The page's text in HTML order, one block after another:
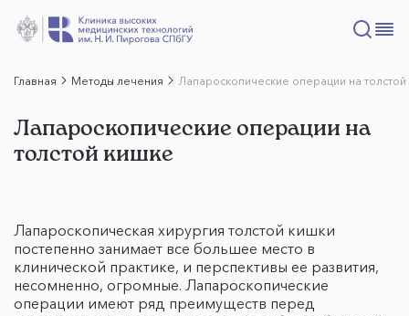
Главная Методы лечения Лапароскопические операции на
Лапароскопические операции на
толстой кишке
Лапароскопическая хирургия толстой кишки
постепенно занимает все большее место в
клинической практике, и перспективы ее развития,
несомненно, огромные. Лапароскопические
операции имеют ряд преимуществ перед